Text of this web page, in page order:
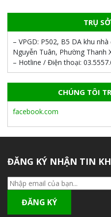
TRỤ
– VPGD: P502, B5 DA khu
Nguyễn Tuân, Phường Thanh
– Hotline / Điện thoại:
CHÚNG TÔI
facebook.com
ĐĂNG KÝ NHẬN TIN